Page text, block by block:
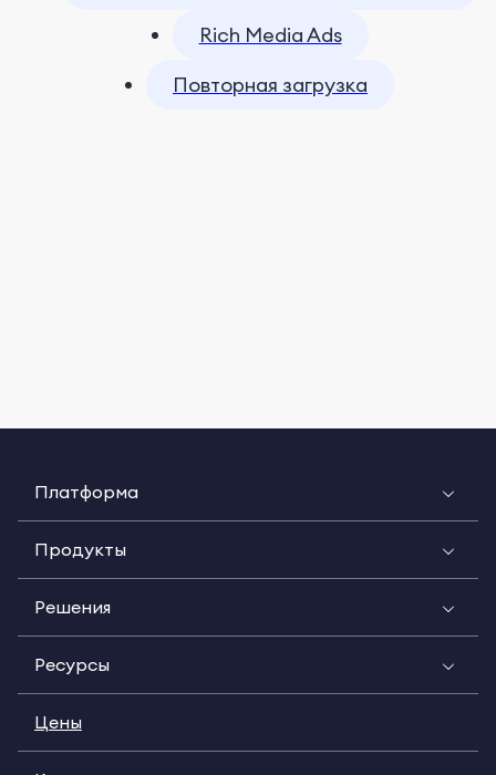
Rich Media Ads
Повторная загрузка
Платформа
Продукты
Решения
Ресурсы
Цены